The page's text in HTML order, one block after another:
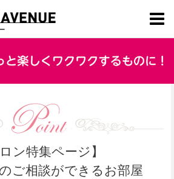
ロン特集ページ】
ご相談ができるお部屋